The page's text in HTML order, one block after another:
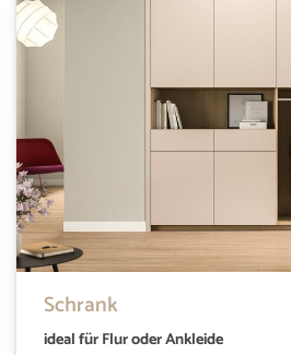
Schrank
ideal für Flur oder Ankleide